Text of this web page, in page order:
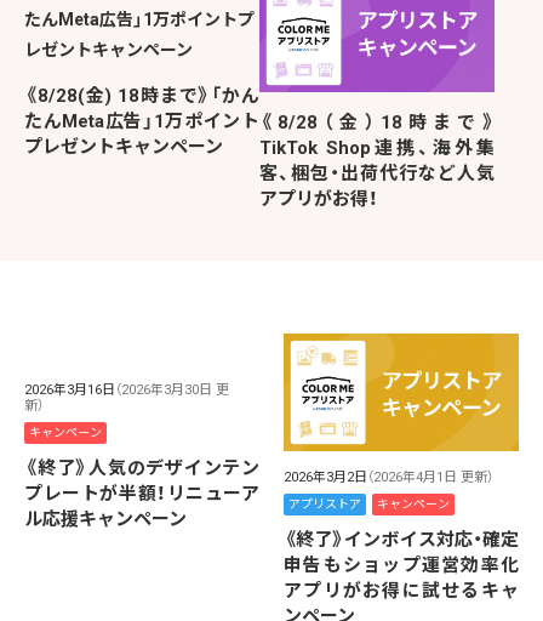
《8/28(金) 18時まで》「かん
たんMeta広告」1万ポイント
プレゼントキャンペーン
《8/28（金）18時まで》
TikTok Shop連携、海外集
客、梱包・出荷代行など人気
アプリがお得！
2026年3月16日 （2026年3月30日 更
新）
キャンペーン
《終了》人気のデザインテン
プレートが半額！リニューア
ル応援キャンペーン
2026年3月2日 （2026年4月1日 更新）
アプリストア キャンペーン
《終了》インボイス対応・確定
申告もショップ運営効率化
アプリがお得に試せるキャ
ンペーン